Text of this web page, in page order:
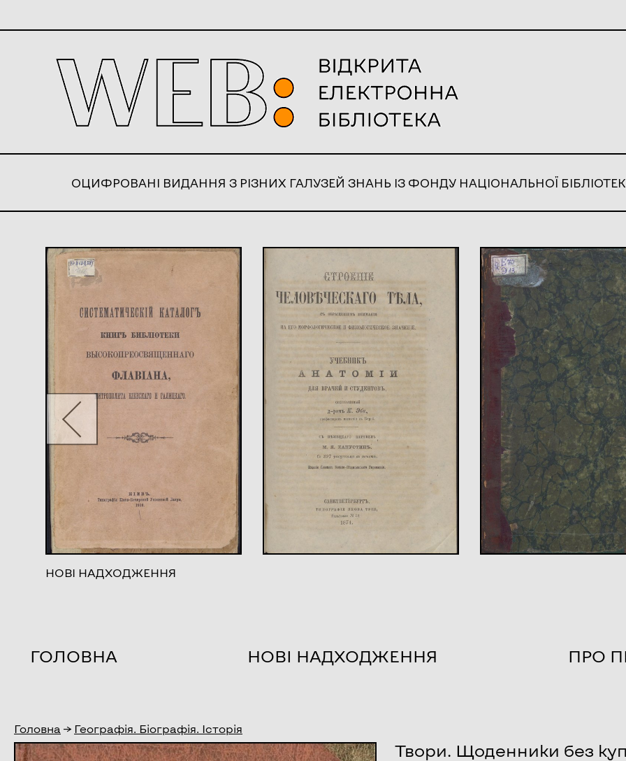
ОЦИФРОВАНІ ВИДАННЯ З РІЗНИХ ГАЛУЗЕЙ ЗНАНЬ ІЗ ФОНДУ НАЦІОНАЛЬНОЇ
НОВІ НАДХОДЖЕННЯ
ГОЛОВНА НОВІ НАДХОДЖЕННЯ ПРО
Головна → Географія. Біографія. Історія
Твори. Щоденники без